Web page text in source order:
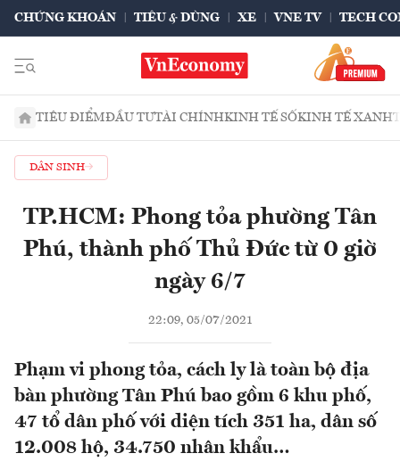
CHỨNG KHOÁN TIÊU & DÙNG XE VNE TV TECH
TIÊU ĐIỂMĐẦU TƯTÀI CHÍNHKINH TẾ SỐKINH TẾ XANH
DÂN SINH
TP.HCM: Phong tỏa phường Tân
Phú, thành phố Thủ Đức từ 0 giờ
ngày 6/7
22:09, 05/07/2021
Phạm vi phong tỏa, cách ly là toàn bộ địa
bàn phường Tân Phú bao gồm 6 khu phố,
47 tổ dân phố với diện tích 351 ha, dân số
12.008 hộ, 34.750 nhân khẩu…